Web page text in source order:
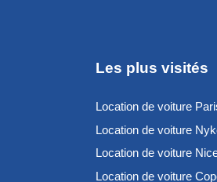
Les plus visités
Location de voiture
Location de voiture
Location de voiture
Location de voiture